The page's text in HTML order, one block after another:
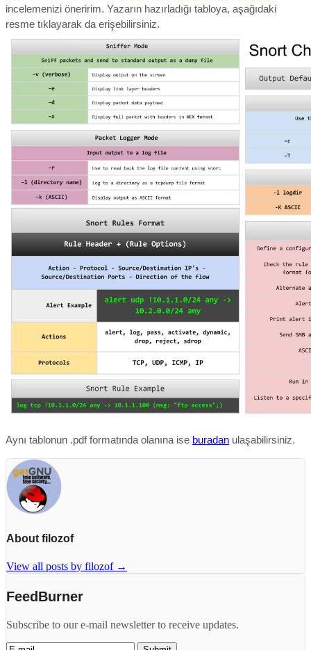
incelemenizi öneririm. Yazarın hazırladığı tabloya, aşağıdaki
resme tıklayarak da erişebilirsiniz.
Aynı tablonun .pdf formatında olanına ise buradan ulaşabilirsiniz.
About filozof
View all posts by filozof →
FeedBurner
Subscribe to our e-mail newsletter to receive updates.